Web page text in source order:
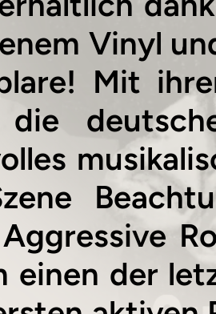
Vinyl
Mit
einen der